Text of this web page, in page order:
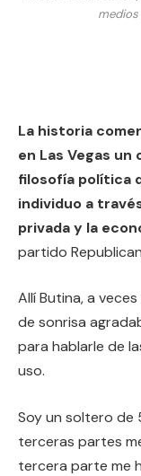
La historia
en Las Vegas
filosofía política
individuo a
privada y la
partido
Allí Butina, a
de sonrisa
para hablarle de
uso.
Soy un soltero de
terceras partes
tercera parte me